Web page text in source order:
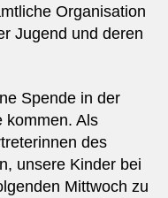
Organisation
Jugend und deren
Spende in der
kommen. Als
des
unsere Kinder bei
Mittwoch zu